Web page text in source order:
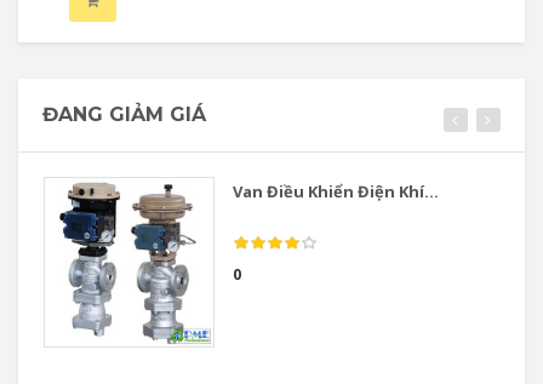
ĐANG GIẢM GIÁ
Van Điều Khiển Điện Khí...
0